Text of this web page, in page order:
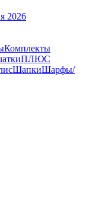
2026
Комплекты
ПЛЮС
ШапкиШарфы/